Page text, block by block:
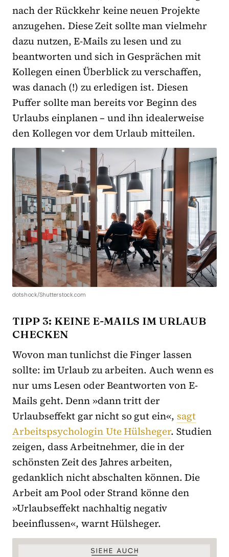
nach der Rückkehr keine neuen Projekte
anzugehen. Diese Zeit sollte man vielmehr
dazu nutzen, E-Mails zu lesen und zu
beantworten und sich in Gesprächen mit
Kollegen einen Überblick zu verschaffen,
was danach (!) zu erledigen ist. Diesen
Puffer sollte man bereits vor Beginn des
Urlaubs einplanen – und ihn idealerweise
den Kollegen vor dem Urlaub mitteilen.
dotshock/Shutterstock.com
TIPP 3: KEINE E-MAILS IM URLAUB
CHECKEN
Wovon man tunlichst die Finger lassen
sollte: im Urlaub zu arbeiten. Auch wenn es
nur ums Lesen oder Beantworten von E-
Mails geht. Denn »dann tritt der
Urlaubseffekt gar nicht so gut ein«, sagt
Arbeitspsychologin Ute Hülsheger. Studien
zeigen, dass Arbeitnehmer, die in der
schönsten Zeit des Jahres arbeiten,
gedanklich nicht abschalten können. Die
Arbeit am Pool oder Strand könne den
»Urlaubseffekt nachhaltig negativ
beeinflussen«, warnt Hülsheger.